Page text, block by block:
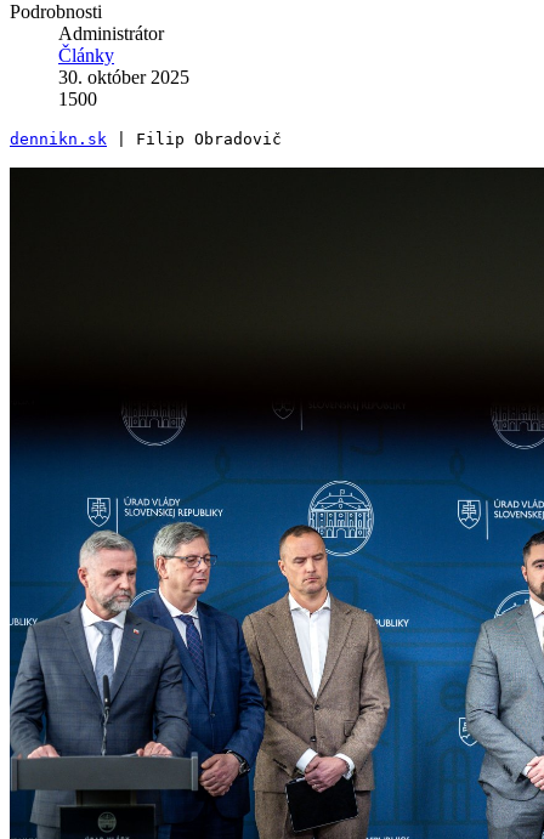
Podrobnosti
Administrátor
Články
30. október 2025
1500
dennikn.sk | Filip Obradovič